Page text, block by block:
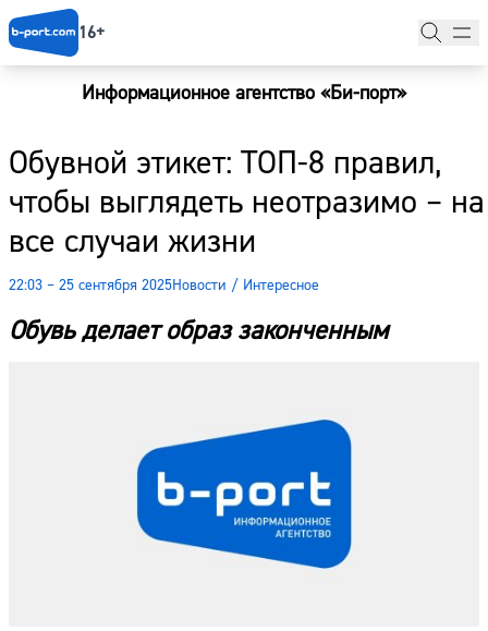
16+
Информационное агентство «Би-порт»
Обувной этикет: ТОП-8 правил,
чтобы выглядеть неотразимо – на
все случаи жизни
22:03 – 25 сентября 2025Новости / Интересное
Обувь делает образ законченным
Новости
Наши гости
Фоторепортажи
Погода